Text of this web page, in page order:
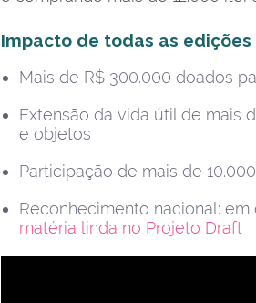
Impacto de todas as edições
Mais de R$ 300.000 doados
Extensão da vida útil de mais
e objetos
Participação de mais de
Reconhecimento nacional: em
matéria linda no Projeto Draft